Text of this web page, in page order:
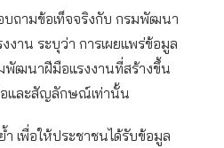
ถามข้อเท็จจริงกับ กรมพัฒนา
งาน ระบุว่า การเผยแพร่ข้อมูล
พัฒนาฝีมือแรงงานที่สร้างขึ้น
อและสัญลักษณ์เท่านั้น
เพื่อให้ประชาชนได้รับข้อมูล